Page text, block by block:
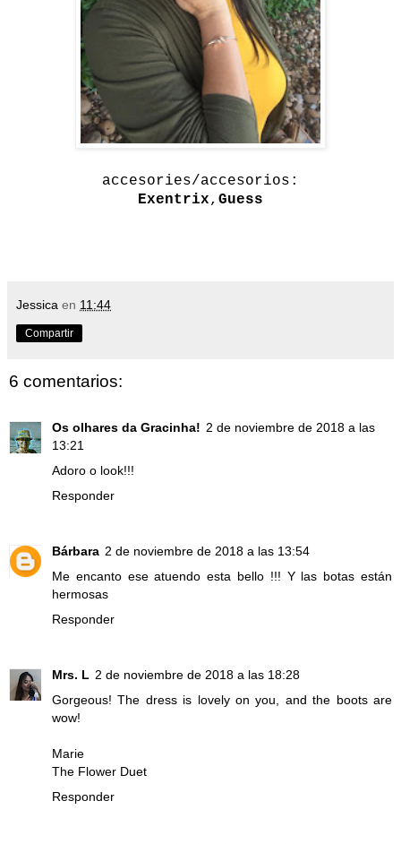
accesories/accesorios:
Exentrix, Guess
Jessica en 11:44
Compartir
6 comentarios:
Os olhares da Gracinha! 2 de noviembre de 2018 a las
13:21
Adoro o look!!!
Responder
Bárbara 2 de noviembre de 2018 a las 13:54
Me encanto ese atuendo esta bello !!! Y las botas están
hermosas
Responder
Mrs. L 2 de noviembre de 2018 a las 18:28
Gorgeous! The dress is lovely on you, and the boots are
wow!
Marie
The Flower Duet
Responder